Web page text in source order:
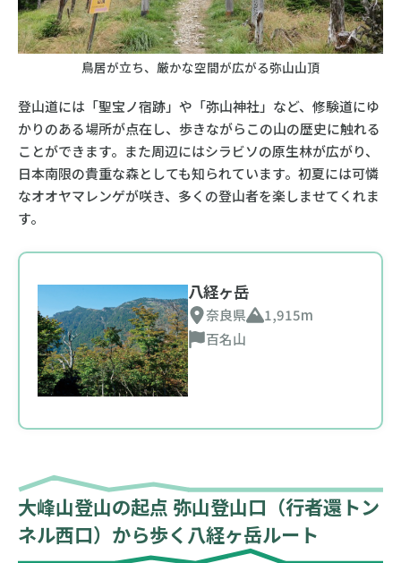
鳥居が立ち、厳かな空間が広がる弥山山頂
登山道には「聖宝ノ宿跡」や「弥山神社」など、修験道にゆ
かりのある場所が点在し、歩きながらこの山の歴史に触れる
ことができます。また周辺にはシラビソの原生林が広がり、
日本南限の貴重な森としても知られています。初夏には可憐
なオオヤマレンゲが咲き、多くの登山者を楽しませてくれま
す。
八経ヶ岳
奈良県
1,915m
百名山
大峰山登山の起点 弥山登山口（行者還トン
ネル西口）から歩く八経ヶ岳ルート